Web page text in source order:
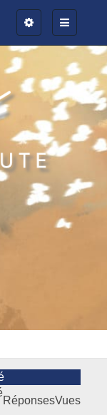
RéponsesVues